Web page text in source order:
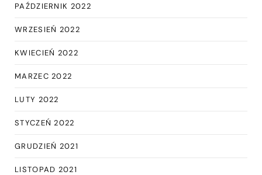
PAŹDZIERNIK 2022
WRZESIEŃ 2022
KWIECIEŃ 2022
MARZEC 2022
LUTY 2022
STYCZEŃ 2022
GRUDZIEŃ 2021
LISTOPAD 2021